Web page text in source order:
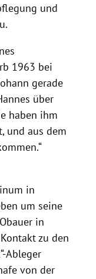
und
1963 bei
gerade
über
haben ihm
und aus dem
in
um seine
in
zu den
Ableger
von der